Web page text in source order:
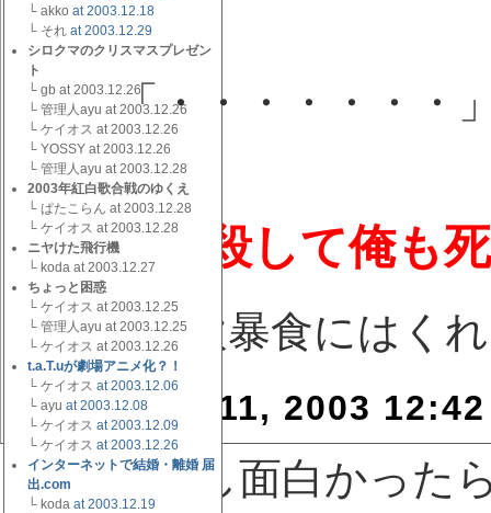
└ akko at 2003.12.18
└ それ at 2003.12.29
シロクマのクリスマスプレゼン
ト
└ gb at 2003.12.26
└ 管理人ayu at 2003.12.26
└ ケイオス at 2003.12.26
└ YOSSY at 2003.12.26
└ 管理人ayu at 2003.12.28
2003年紅白歌合戦のゆくえ
└ ぱたこらん at 2003.12.28
└ ケイオス at 2003.12.28
ニヤけた飛行機
└ koda at 2003.12.27
ちょっと困惑
└ ケイオス at 2003.12.25
└ 管理人ayu at 2003.12.25
└ ケイオス at 2003.12.26
t.a.T.uが劇場アニメ化？！
└ ケイオス at 2003.12.06
└ ayu at 2003.12.08
└ ケイオス at 2003.12.09
└ ケイオス at 2003.12.26
インターネットで結婚・離婚 届
出.com
└ koda at 2003.12.19
ayu「・・・・・・・
コイツを殺して俺も
皆さん暴飲暴食にはく
December 11, 2003
↓記事がもし面白かった